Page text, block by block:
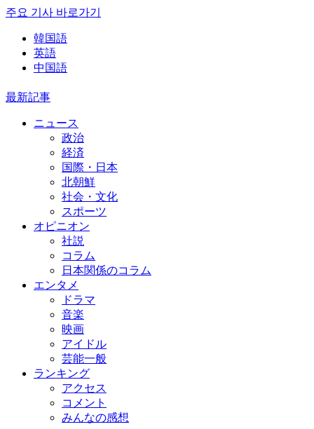
주요 기사 바로가기
韓国語
英語
中国語
最新記事
ニュース
政治
経済
国際・日本
北朝鮮
社会・文化
スポーツ
オピニオン
社説
コラム
日本関係のコラム
エンタメ
ドラマ
音楽
映画
アイドル
芸能一般
ランキング
アクセス
コメント
みんなの感想